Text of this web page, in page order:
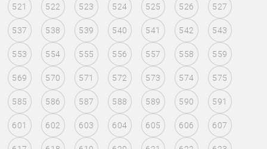
521 522 523 524 525 526 527
537 538 539 540 541 542 543
553 554 555 556 557 558 559
569 570 571 572 573 574 575
585 586 587 588 589 590 591
601 602 603 604 605 606 607